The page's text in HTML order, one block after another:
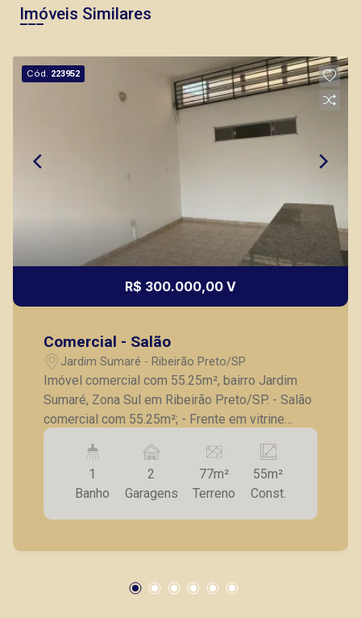
Imóveis Similares
Cód. 223952
R$ 300.000,00 V
Comercial - Salão
Jardim Sumaré - Ribeirão Preto/SP
Imóvel comercial com 55.25m², bairro Jardim
Sumaré, Zona Sul em Ribeirão Preto/SP. - Salão
comercial com 55.25m²; - Frente em vitrine
blindex; - Banheiro; - 2 vagas recuadas de
garagem. A Piramid tem como objetivo atender
seus clientes com agilidade e segurança, em
locação, vendas de imóveis prontos, usados ou
mesmo nos principais lançamentos da cidade
1
Banho
2
Garagens
77m²
Terreno
55m²
Const.